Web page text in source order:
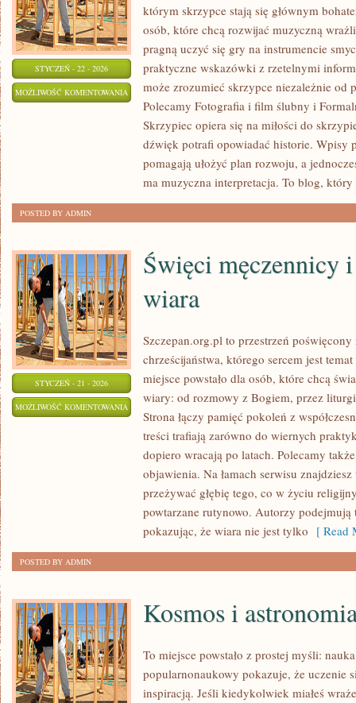
STYCZEŃ - 22 - 2026
MOŻLIWOŚĆ KOMENTOWANIA MENU
WESELNE
TORTY
którym skrzypce stają się głównym
osób, które chcą rozwijać muzyczną
pragną uczyć się gry na instrumencie
praktyczne wskazówki z rzetelnymi
może zrozumieć skrzypce niezależnie od
Polecamy Fotografia i film ślubny i
Skrzypiec opiera się na miłości do
dźwięk potrafi opowiadać historie. Wpisy
pomagają ułożyć plan rozwoju, a
ma muzyczna interpretacja. To blog,
POSTED BY ADMIN
STYCZEŃ - 21 - 2026
MOŻLIWOŚĆ KOMENTOWANIA
Święci męczennicy
wiara
Szczepan.org.pl to przestrzeń
chrześcijaństwa, którego sercem jest
miejsce powstało dla osób, które chcą
wiary: od rozmowy z Bogiem, przez
Strona łączy pamięć pokoleń z
treści trafiają zarówno do wiernych
dopiero wracają po latach. Polecamy
objawienia. Na łamach serwisu
przeżywać głębię tego, co w życiu
powtarzane rutynowo. Autorzy podejmują
pokazując, że wiara nie jest tylko [ Read
POSTED BY ADMIN
Kosmos i
To miejsce powstało z prostej myśli:
popularnonaukowy pokazuje, że uczenie
inspiracją. Jeśli kiedykolwiek miałeś